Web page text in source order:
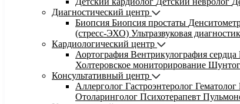
Диагностический центр
Биопсия Биопсия простаты
(стресс-ЭХО) Ультразвуковая
Кардиологический центр
Аортография Вентрикулография сердца
Холтеровское мониторирование
Консультативный центр
Аллерголог Гастроэнтеролог Гематолог
Отоларинголог Психотерапевт